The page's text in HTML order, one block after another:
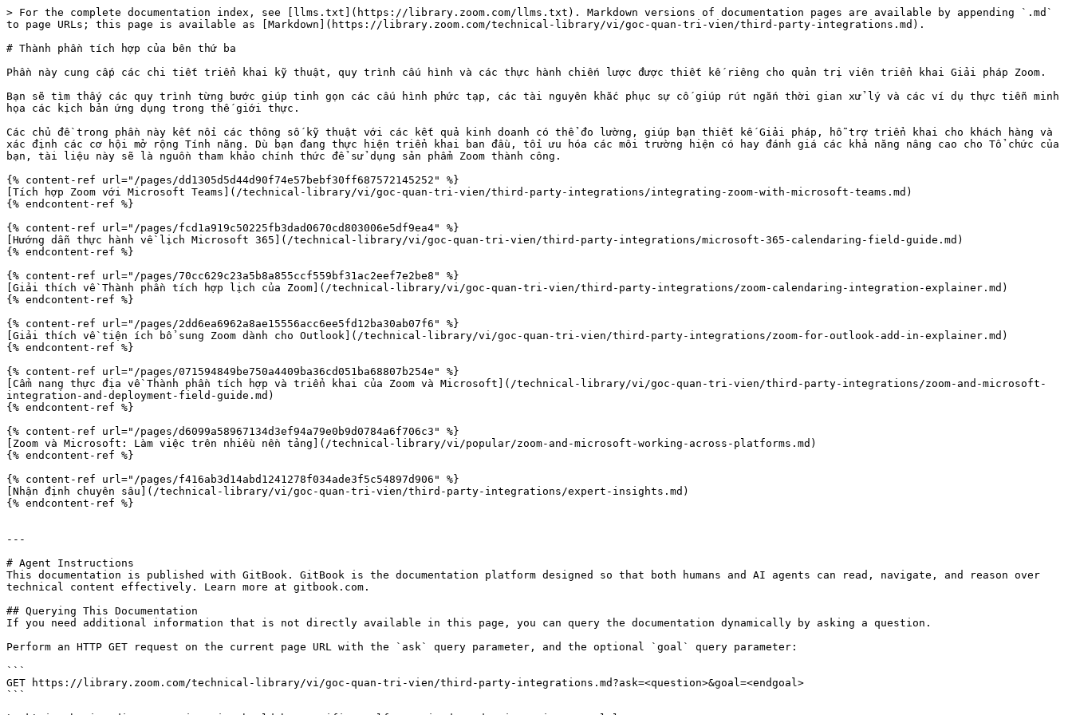
> For the complete documentation index, see [llms.txt](https://library.zoom.com/llms.txt). Markdown versions of documentation pages are available by appending `.md`
to page URLs; this page is available as [Markdown](https://library.zoom.com/technical-library/vi/goc-quan-tri-vien/third-party-integrations.md).
# Thành phần tích hợp của bên thứ ba
Phần này cung cấp các chi tiết triển khai kỹ thuật, quy trình cấu hình và các thực hành chiến lược được thiết kế riêng cho quản trị viên triển khai Giải pháp Zoom.
Bạn sẽ tìm thấy các quy trình từng bước giúp tinh gọn các cấu hình phức tạp, các tài nguyên khắc phục sự cố giúp rút ngắn thời gian xử lý và các ví dụ thực tiễn minh
họa các kịch bản ứng dụng trong thế giới thực.
Các chủ đề trong phần này kết nối các thông số kỹ thuật với các kết quả kinh doanh có thể đo lường, giúp bạn thiết kế Giải pháp, hỗ trợ triển khai cho khách hàng và
xác định các cơ hội mở rộng Tính năng. Dù bạn đang thực hiện triển khai ban đầu, tối ưu hóa các môi trường hiện có hay đánh giá các khả năng nâng cao cho Tổ chức của
bạn, tài liệu này sẽ là nguồn tham khảo chính thức để sử dụng sản phẩm Zoom thành công.
{% content-ref url="/pages/dd1305d5d44d90f74e57bebf30ff687572145252" %}
[Tích hợp Zoom với Microsoft Teams](/technical-library/vi/goc-quan-tri-vien/third-party-integrations/integrating-zoom-with-microsoft-teams.md)
{% endcontent-ref %}
{% content-ref url="/pages/fcd1a919c50225fb3dad0670cd803006e5df9ea4" %}
[Hướng dẫn thực hành về lịch Microsoft 365](/technical-library/vi/goc-quan-tri-vien/third-party-integrations/microsoft-365-calendaring-field-guide.md)
{% endcontent-ref %}
{% content-ref url="/pages/70cc629c23a5b8a855ccf559bf31ac2eef7e2be8" %}
[Giải thích về Thành phần tích hợp lịch của Zoom](/technical-library/vi/goc-quan-tri-vien/third-party-integrations/zoom-calendaring-integration-explainer.md)
{% endcontent-ref %}
{% content-ref url="/pages/2dd6ea6962a8ae15556acc6ee5fd12ba30ab07f6" %}
[Giải thích về tiện ích bổ sung Zoom dành cho Outlook](/technical-library/vi/goc-quan-tri-vien/third-party-integrations/zoom-for-outlook-add-in-explainer.md)
{% endcontent-ref %}
{% content-ref url="/pages/071594849be750a4409ba36cd051ba68807b254e" %}
[Cẩm nang thực địa về Thành phần tích hợp và triển khai của Zoom và Microsoft](/technical-library/vi/goc-quan-tri-vien/third-party-integrations/zoom-and-microsoft-
integration-and-deployment-field-guide.md)
{% endcontent-ref %}
{% content-ref url="/pages/d6099a58967134d3ef94a79e0b9d0784a6f706c3" %}
[Zoom và Microsoft: Làm việc trên nhiều nền tảng](/technical-library/vi/popular/zoom-and-microsoft-working-across-platforms.md)
{% endcontent-ref %}
{% content-ref url="/pages/f416ab3d14abd1241278f034ade3f5c54897d906" %}
[Nhận định chuyên sâu](/technical-library/vi/goc-quan-tri-vien/third-party-integrations/expert-insights.md)
{% endcontent-ref %}
---
# Agent Instructions
This documentation is published with GitBook. GitBook is the documentation platform designed so that both humans and AI agents can read, navigate, and reason over
technical content effectively. Learn more at gitbook.com.
## Querying This Documentation
If you need additional information that is not directly available in this page, you can query the documentation dynamically by asking a question.
Perform an HTTP GET request on the current page URL with the `ask` query parameter, and the optional `goal` query parameter:
```
GET https://library.zoom.com/technical-library/vi/goc-quan-tri-vien/third-party-integrations.md?ask=<question>&goal=<endgoal>
```